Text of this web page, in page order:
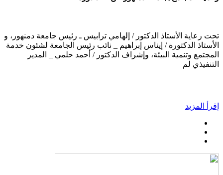
تحت رعاية الأستاذ الدكتور / إلهامي ترابيس ـ رئيس جامعة دمنهور، و
الأستاذ الدكتورة / إيناس إبراهيم _ نائب رئيس الجامعة لشئون خدمة
المجتمع وتنمية البيئة، وإشراف الدكتور / أحمد حلمي _ المدير
التنفيذي لم
إقرأ المزيد